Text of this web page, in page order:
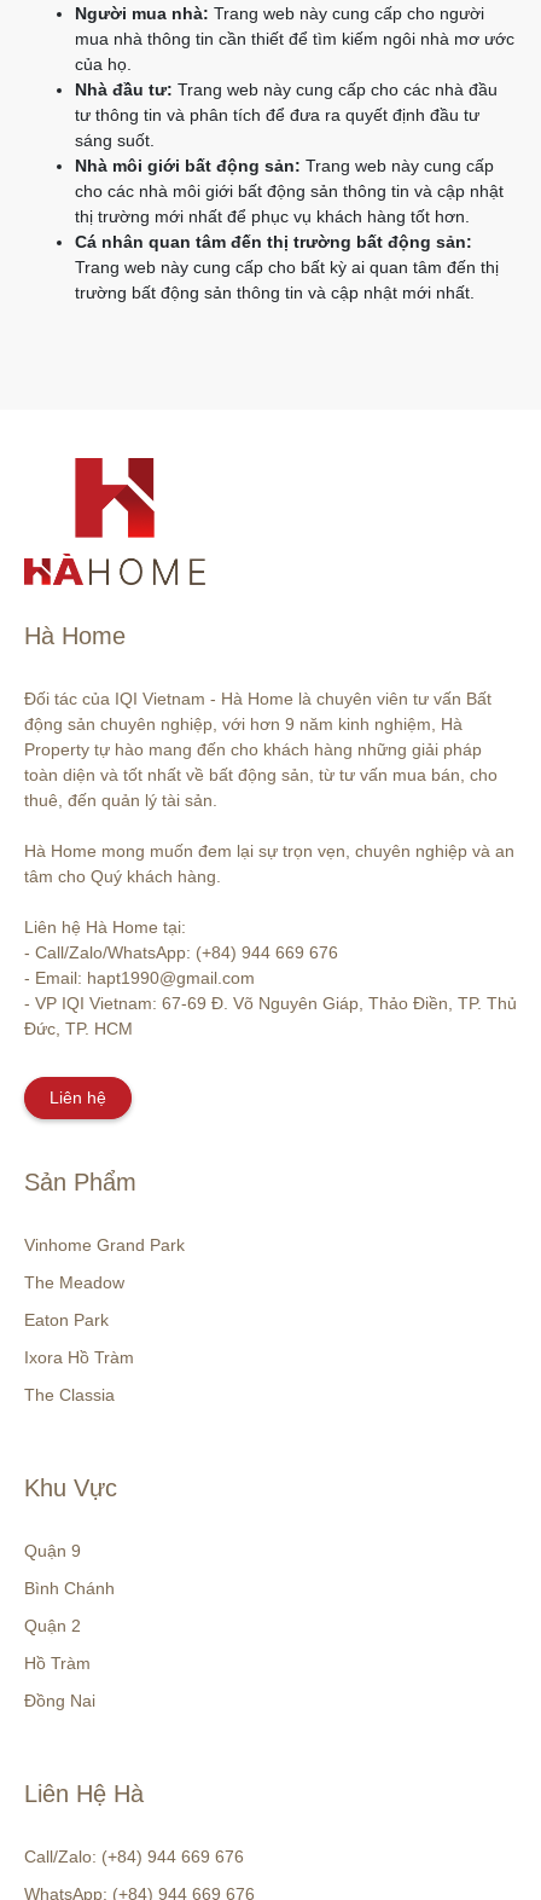
Người mua nhà: Trang web này cung cấp cho người
mua nhà thông tin cần thiết để tìm kiếm ngôi nhà mơ ước
của họ.
Nhà đầu tư: Trang web này cung cấp cho các nhà đầu
tư thông tin và phân tích để đưa ra quyết định đầu tư
sáng suốt.
Nhà môi giới bất động sản: Trang web này cung cấp
cho các nhà môi giới bất động sản thông tin và cập nhật
thị trường mới nhất để phục vụ khách hàng tốt hơn.
Cá nhân quan tâm đến thị trường bất động sản:
Trang web này cung cấp cho bất kỳ ai quan tâm đến thị
trường bất động sản thông tin và cập nhật mới nhất.
Hà Home
Đối tác của IQI Vietnam - Hà Home là chuyên viên tư vấn Bất
động sản chuyên nghiệp, với hơn 9 năm kinh nghiệm, Hà
Property tự hào mang đến cho khách hàng những giải pháp
toàn diện và tốt nhất về bất động sản, từ tư vấn mua bán, cho
thuê, đến quản lý tài sản.
Hà Home mong muốn đem lại sự trọn vẹn, chuyên nghiệp và an
tâm cho Quý khách hàng.
Liên hệ Hà Home tại:
- Call/Zalo/WhatsApp: (+84) 944 669 676
- Email: hapt1990@gmail.com
- VP IQI Vietnam: 67-69 Đ. Võ Nguyên Giáp, Thảo Điền, TP. Thủ
Đức, TP. HCM
Liên hệ
Sản Phẩm
Vinhome Grand Park
The Meadow
Eaton Park
Ixora Hồ Tràm
The Classia
Khu Vực
Quận 9
Bình Chánh
Quận 2
Hồ Tràm
Đồng Nai
Liên Hệ Hà
Call/Zalo: (+84) 944 669 676
WhatsApp: (+84) 944 669 676